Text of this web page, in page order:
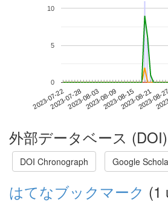
2023-07-222023-07-282023-08-032023-08-092023-08-152023-08-21
2023-08-
0
5
10
外部データベース (DOI)
DOI Chronograph Google
はてなブックマーク (1